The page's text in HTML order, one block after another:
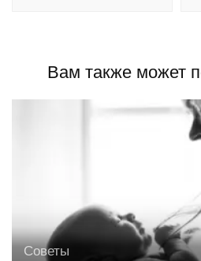
Вам также может
Советы